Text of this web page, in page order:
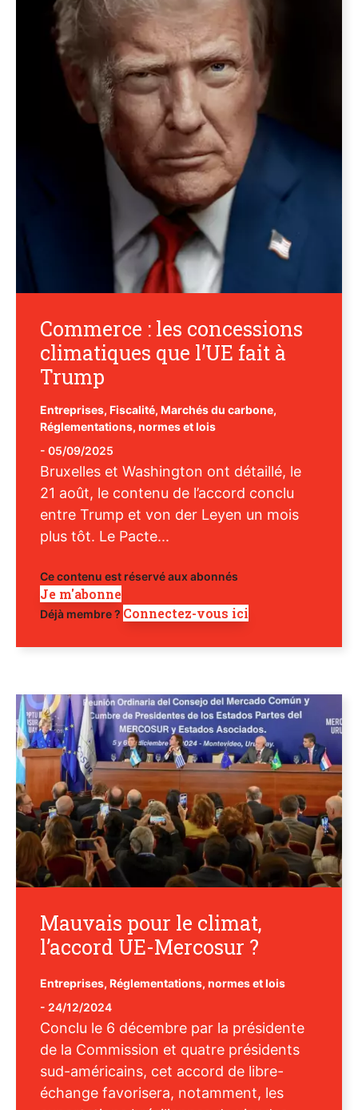
Commerce : les concessions
climatiques que l’UE fait à
Trump
Entreprises, Fiscalité, Marchés du carbone,
Réglementations, normes et lois
- 05/09/2025
Bruxelles et Washington ont détaillé, le
21 août, le contenu de l’accord conclu
entre Trump et von der Leyen un mois
plus tôt. Le Pacte...
Ce contenu est réservé aux abonnés
Je m'abonne
Déjà membre ? Connectez-vous ici
Mauvais pour le climat,
l’accord UE-Mercosur ?
Entreprises, Réglementations, normes et lois
- 24/12/2024
Conclu le 6 décembre par la présidente
de la Commission et quatre présidents
sud-américains, cet accord de libre-
échange favorisera, notamment, les